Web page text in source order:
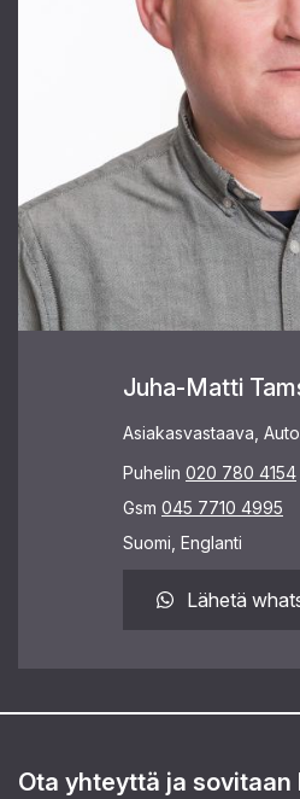
Juha-Matti
Asiakasvastaava,
Puhelin 020 780 4154
Gsm 045 7710 4995
Suomi, Englanti
Lähetä
Ota yhteyttä ja sovitaan